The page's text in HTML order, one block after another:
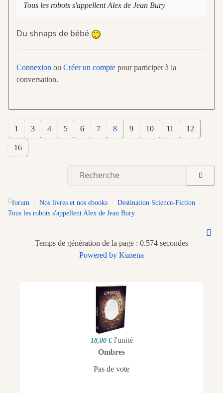
Tous les robots s'appellent Alex de Jean Bury
Du shnaps de bébé
Connexion ou Créer un compte pour participer à la
conversation.
1 3 4 5 6 7 8 9 10 11 12
16
forum Nos livres et nos ebooks
Destination Science-Fiction
Tous les robots s'appellent Alex de Jean Bury
Temps de génération de la page : 0.574 secondes
Powered by Kunena
18,00 € l'unité
Ombres
Pas de vote